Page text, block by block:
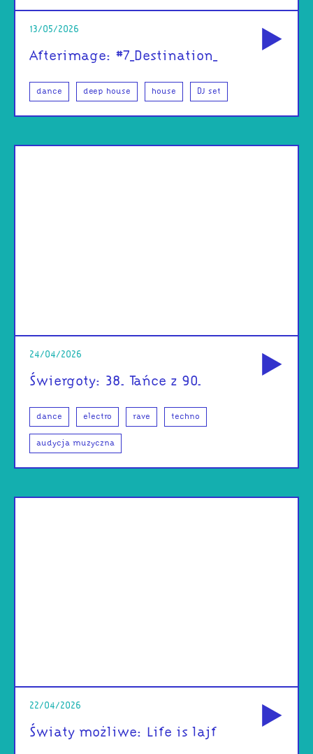
13/05/2026
Afterimage: #7_Destination_
dance deep house house DJ set
24/04/2026
Świergoty: 38. Tańce z 90.
dance electro rave techno
audycja muzyczna
22/04/2026
Światy możliwe: Life is lajf